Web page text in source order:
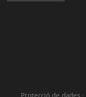
Protecció de dades ·